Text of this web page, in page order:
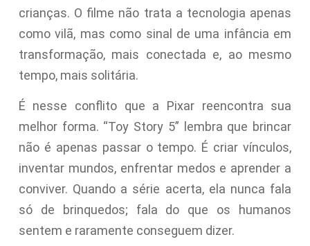
crianças. O filme não trata a tecnologia apenas
como vilã, mas como sinal de uma infância em
transformação, mais conectada e, ao mesmo
tempo, mais solitária.
É nesse conflito que a Pixar reencontra sua
melhor forma. “Toy Story 5” lembra que brincar
não é apenas passar o tempo. É criar vínculos,
inventar mundos, enfrentar medos e aprender a
conviver. Quando a série acerta, ela nunca fala
só de brinquedos; fala do que os humanos
sentem e raramente conseguem dizer.